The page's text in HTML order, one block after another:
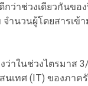
ว่าช่วงเดียวกันขอ
ำนวนผู้โดยสารเข้
าในช่วงไตรมาส
เทศ (IT) ของภาครั